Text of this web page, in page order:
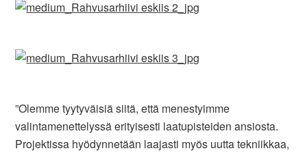
”Olemme tyytyväisiä siitä, että menestyimme
valintamenettelyssä erityisesti laatupisteiden ansiosta.
Projektissa hyödynnetään laajasti myös uutta tekniikkaa,